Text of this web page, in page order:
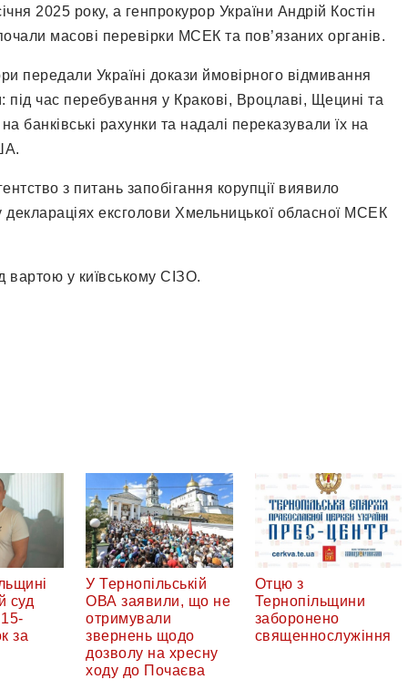
2025 року, а генпрокурор України Андрій Костін
масові перевірки МСЕК та пов’язаних органів.
передали Україні докази ймовірного відмивання
час перебування у Кракові, Вроцлаві, Щецині та
банківські рахунки та надалі переказували їх на
з питань запобігання корупції виявило
ексголови Хмельницької обласної МСЕК
вартою у київському СІЗО.
суд
за
У Тернопільській
ОВА заявили, що не
отримували
звернень щодо
дозволу на хресну
ходу до Почаєва
Отцю з
Тернопільщини
заборонено
священнослужіння